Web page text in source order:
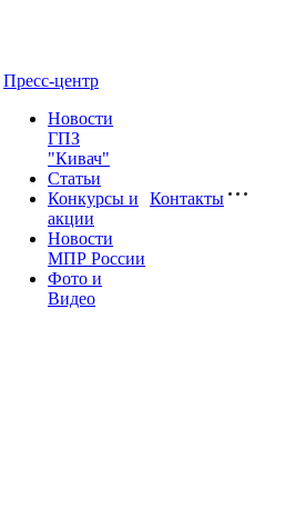
Пресс-центр
Новости
ГПЗ
"Кивач"
Статьи
Конкурсы и
акции
Новости
МПР России
Фото и
Видео
Контакты